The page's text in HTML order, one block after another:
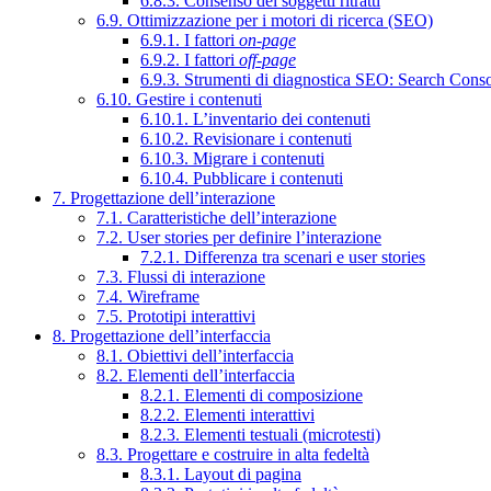
6.9. Ottimizzazione per i motori di ricerca (SEO)
6.9.1. I fattori on-page
6.9.2. I fattori off-page
6.9.3. Strumenti di diagnostica SEO: Search
6.10. Gestire i contenuti
6.10.1. L’inventario dei contenuti
6.10.2. Revisionare i contenuti
6.10.3. Migrare i contenuti
6.10.4. Pubblicare i contenuti
7. Progettazione dell’interazione
7.1. Caratteristiche dell’interazione
7.2. User stories per definire l’interazione
7.2.1. Differenza tra scenari e user stories
7.3. Flussi di interazione
7.4. Wireframe
7.5. Prototipi interattivi
8. Progettazione dell’interfaccia
8.1. Obiettivi dell’interfaccia
8.2. Elementi dell’interfaccia
8.2.1. Elementi di composizione
8.2.2. Elementi interattivi
8.2.3. Elementi testuali (microtesti)
8.3. Progettare e costruire in alta fedeltà
8.3.1. Layout di pagina